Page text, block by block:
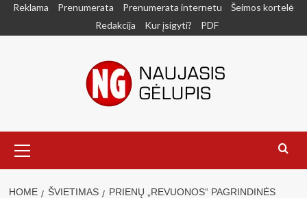
SkipReklama Prenumerata Prenumerata internetu
Šeimos kortelė
Redakcija
Kur įsigyti? PDF
Menu
HOME ŠVIETIMAS
PRIENŲ „REVUONOS“ PAGRINDINĖS